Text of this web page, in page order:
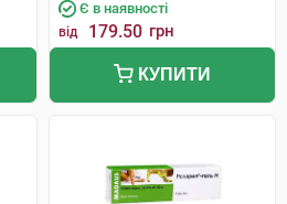
Є в наявності
від 179.50 грн
КУПИТИ